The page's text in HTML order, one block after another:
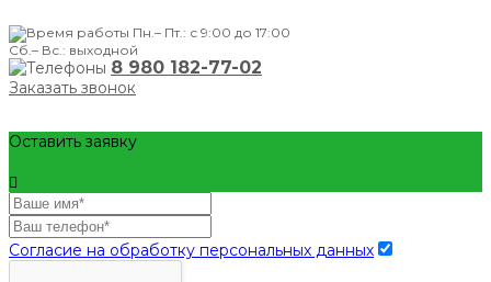
Пн.– Пт.: с 9:00 до 17:00
Сб.– Вс.: выходной
8 980 182-77-02
Заказать звонок
Оставить заявку
Согласие на обработку персональных данных